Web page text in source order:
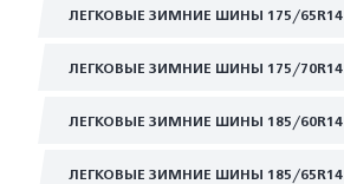
ЛЕГКОВЫЕ ЗИМНИЕ ШИНЫ 175/65R14
ЛЕГКОВЫЕ ЗИМНИЕ ШИНЫ 175/70R14
ЛЕГКОВЫЕ ЗИМНИЕ ШИНЫ 185/60R14
ЛЕГКОВЫЕ ЗИМНИЕ ШИНЫ 185/65R14